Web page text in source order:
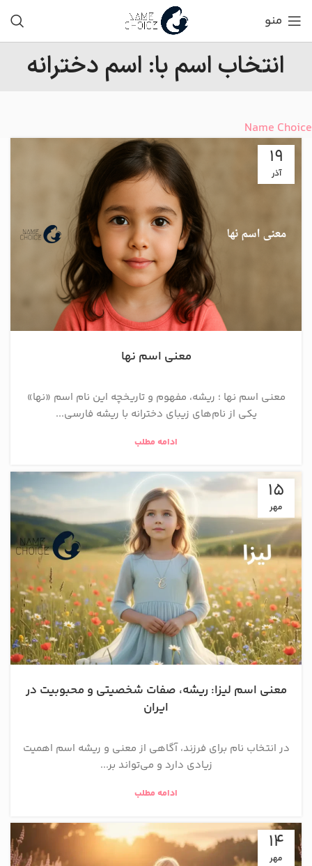
منو
انتخاب اسم با: اسم دخترانه
Name Choice
19
آذر
معنی اسم نها
معنی اسم نها ؛ ریشه، مفهوم و تاریخچه این نام اسم «نها»
یکی از نام‌های زیبای دخترانه با ریشه فارسی...
ادامه مطلب
15
مهر
معنی اسم لیزا: ریشه، صفات شخصیتی و محبوبیت در
ایران
در انتخاب نام برای فرزند، آگاهی از معنی و ریشه اسم اهمیت
زیادی دارد و می‌تواند بر...
ادامه مطلب
14
مهر